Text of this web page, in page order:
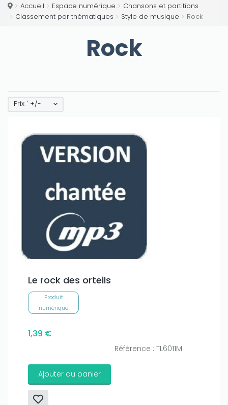
Accueil Espace numérique
Chansons et partitions
Classement par thématiques
Style de musique Rock
Rock
Prix ' +/-'
Le rock des orteils
Produit
numérique
1,39 €
Référence : TL6011M
Ajouter au panier